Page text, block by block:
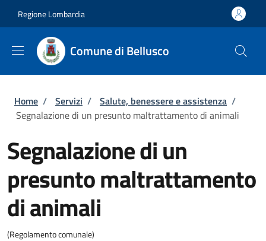
Regione Lombardia
Comune di Bellusco
Briciole di pane
Home / Servizi / Salute, benessere e assistenza /
Segnalazione di un presunto maltrattamento di animali
Segnalazione di un
presunto maltrattamento
di animali
(Regolamento comunale)